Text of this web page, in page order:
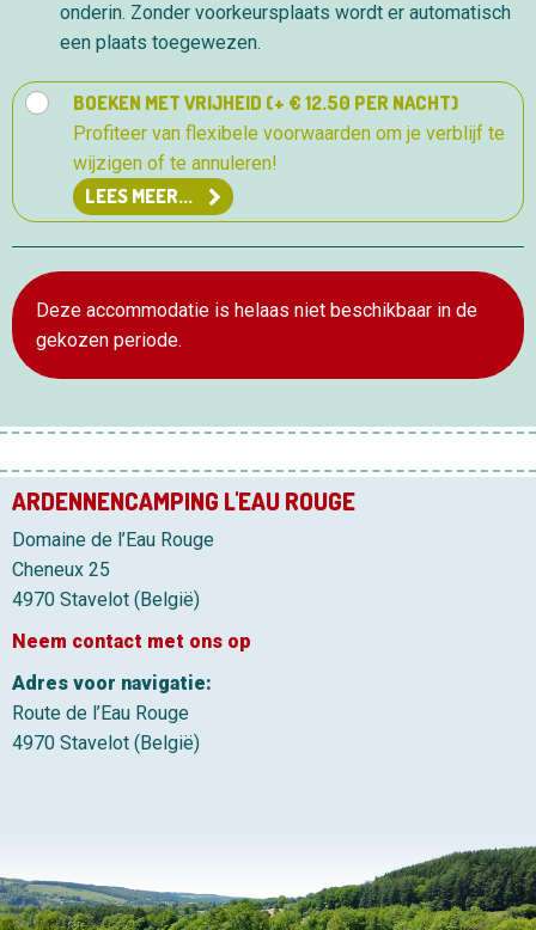
onderin. Zonder voorkeursplaats wordt er automatisch
een plaats toegewezen.
BOEKEN MET VRIJHEID (+ € 12.50 PER NACHT)
Profiteer van flexibele voorwaarden om je verblijf te
wijzigen of te annuleren!
LEES MEER...
Deze accommodatie is helaas niet beschikbaar in de
gekozen periode.
ARDENNENCAMPING L'EAU ROUGE
Domaine de l’Eau Rouge
Cheneux 25
4970 Stavelot (België)
Neem contact met ons op
Adres voor navigatie:
Route de l’Eau Rouge
4970 Stavelot (België)